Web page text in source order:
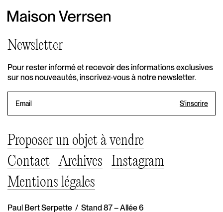
Newsletter
Pour rester informé et recevoir des informations exclusives
sur nos nouveautés, inscrivez-vous à notre newsletter.
Proposer un objet à vendre
Contact
Archives
Instagram
Mentions légales
Paul Bert Serpette / Stand 87 – Allée 6